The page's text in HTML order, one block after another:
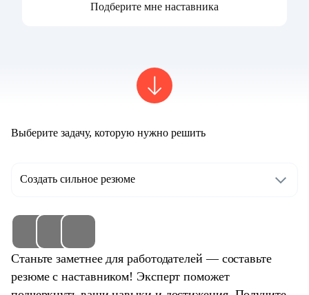
Подберите мне наставника
Выберите задачу, которую нужно решить
Создать сильное резюме
Станьте заметнее для работодателей — составьте
резюме с наставником! Эксперт поможет